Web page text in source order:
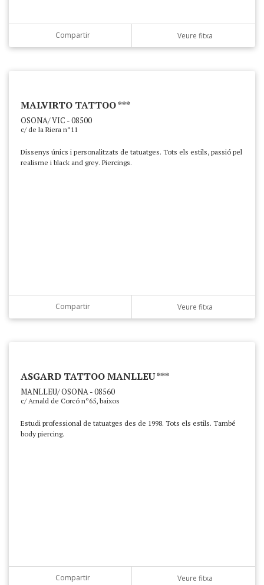
Compartir Veure fitxa
MALVIRTO TATTOO ***
OSONA/ VIC - 08500
c/ de la Riera nº11
Dissenys únics i personalitzats de tatuatges. Tots els estils, passió pel
realisme i black and grey. Piercings.
Compartir Veure fitxa
ASGARD TATTOO MANLLEU ***
MANLLEU/ OSONA - 08560
c/ Arnald de Corcó nº65, baixos
Estudi professional de tatuatges des de 1998. Tots els estils. També
body piercing.
Compartir Veure fitxa